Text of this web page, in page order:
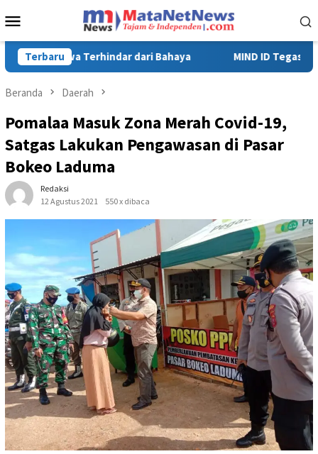
ke
Mobile
Terbaru
MIND ID Tegaskan Dukungan Penuh Bagi PT Vale di
Beranda Daerah
Pomalaa Masuk Zona Merah Covid-19,
Satgas Lakukan Pengawasan di Pasar
Bokeo Laduma
Redaksi
12 Agustus 2021
550 x dibaca